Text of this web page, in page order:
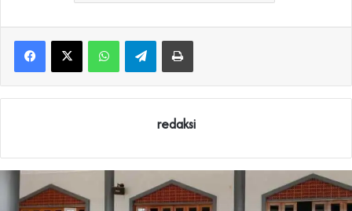
WhatsAppTelegramPrint
redaksi